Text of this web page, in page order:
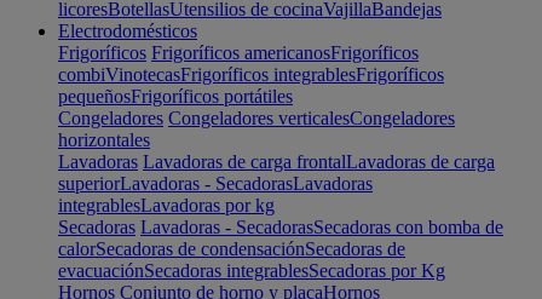
licoresBotellasUtensilios de cocinaVajillaBandejas
Electrodomésticos
Frigoríficos Frigoríficos americanosFrigoríficos
combiVinotecasFrigoríficos integrablesFrigoríficos
pequeñosFrigoríficos portátiles
Congeladores Congeladores verticalesCongeladores
horizontales
Lavadoras Lavadoras de carga frontalLavadoras de carga
superiorLavadoras - SecadorasLavadoras
integrablesLavadoras por kg
Secadoras Lavadoras - SecadorasSecadoras con bomba de
calorSecadoras de condensaciónSecadoras de
evacuaciónSecadoras integrablesSecadoras por Kg
Hornos Conjunto de horno y placaHornos